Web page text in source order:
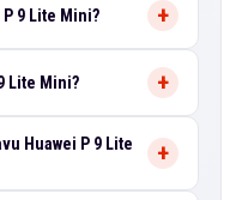
9 Lite Mini?
Lite Mini?
Huawei P 9 Lite